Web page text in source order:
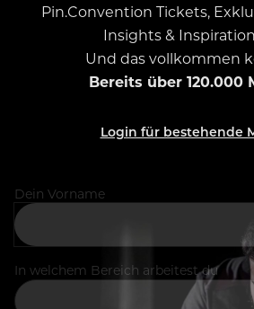
Pin.Convention Tickets,
Insights &
Und das vollkommen
Bereits über 120.000
Login für bestehende
Dein Vorname
In welchem Bereich arbeitest du